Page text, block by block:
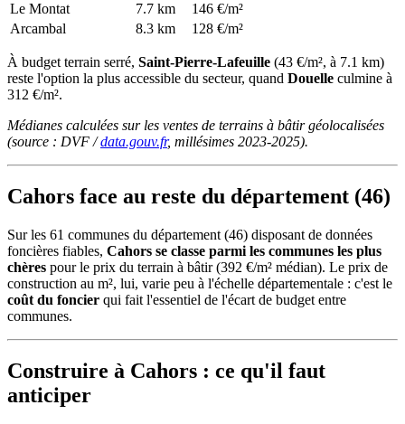
Le Montat
7.7 km
146 €/m²
Arcambal
8.3 km 128 €/m²
À budget terrain serré, Saint-Pierre-Lafeuille (43 €/m², à 7.1 km)
reste l'option la plus accessible du secteur, quand Douelle culmine à
312 €/m².
Médianes calculées sur les ventes de terrains à bâtir géolocalisées
(source : DVF /data.gouv.fr, millésimes 2023-2025).
Cahors face au reste du département (46)
Sur les 61 communes du département (46) disposant de données
foncières fiables, Cahors se classe parmi les communes les plus
chères pour le prix du terrain à bâtir (392 €/m² médian). Le prix de
construction au m², lui, varie peu à l'échelle départementale : c'est le
coût du foncier qui fait l'essentiel de l'écart de budget entre
communes.
Construire à Cahors : ce qu'il faut
anticiper